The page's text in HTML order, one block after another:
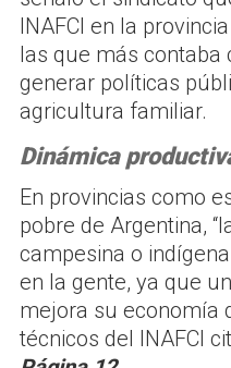
INAFCI en la
las que más contaba
generar políticas
agricultura familiar.
Dinámica
En provincias como
pobre de Argentina,
campesina o
en la gente, ya que
mejora su economía
técnicos del INAFCI